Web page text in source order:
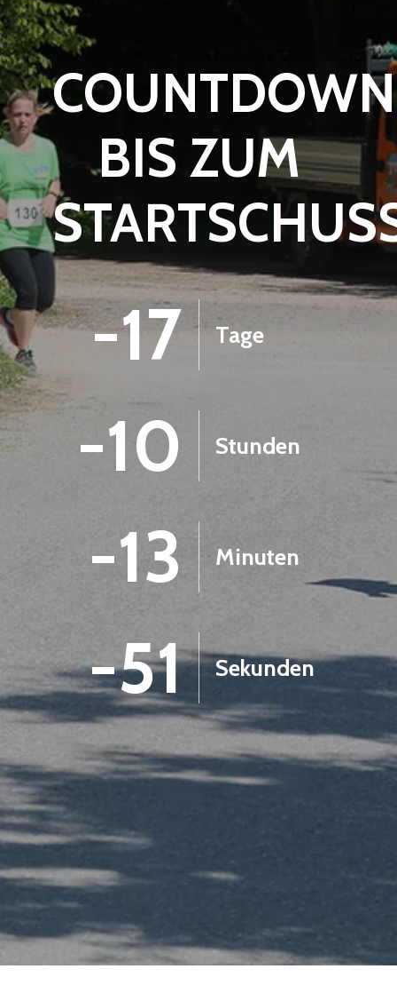
COUNTDOWN
BIS ZUM
-17 Tage
-10 Stunden
-13 Minuten
-53 Sekunden